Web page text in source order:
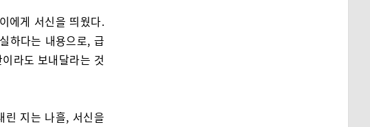
에게 서신을 띄웠다.
하다는 내용으로, 급
라도 보내달라는 것
린 지는 나흘, 서신을